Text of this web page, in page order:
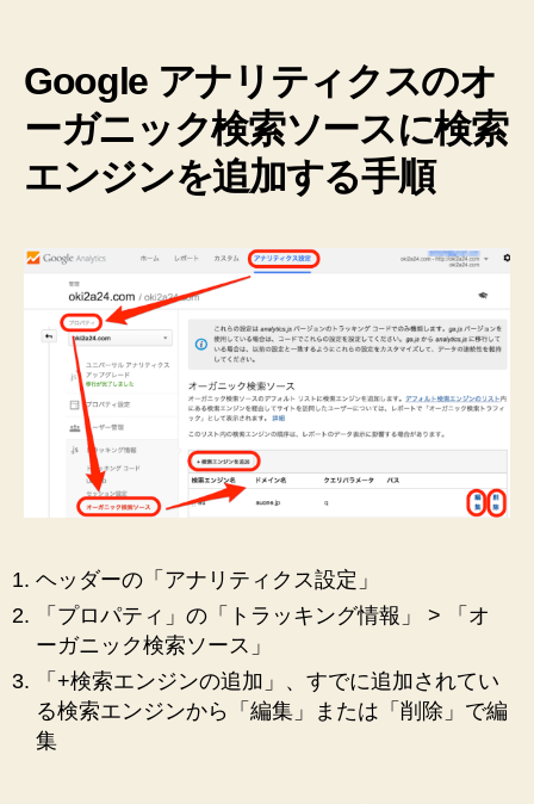
ィ
ク
ス】
検
索
エ
を
す
る
方
法
【オ
ー
ッ
ク
検
索
ソ
ー
Google アナリティクスのオ
ーガニック検索ソースに検索
エンジンを追加する手順
ヘッダーの「アナリティクス設定」
「プロパティ」の「トラッキング情報」 > 「オ
ーガニック検索ソース」
「+検索エンジンの追加」、すでに追加されてい
る検索エンジンから「編集」または「削除」で編
集